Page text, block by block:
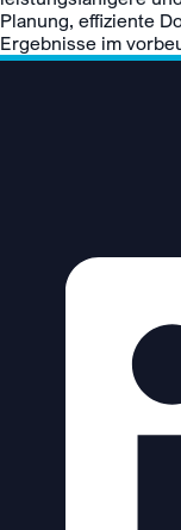
Planung, effiziente
Ergebnisse im